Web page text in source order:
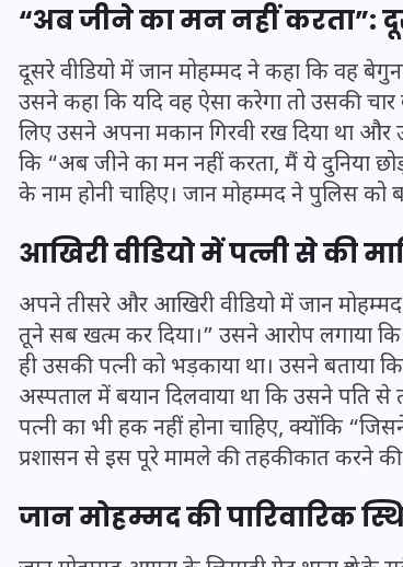
“अब जीने का मन नहीं करता”:
दूसरे वीडियो में जान मोहम्मद ने कहा कि वह
उसने कहा कि यदि वह ऐसा करेगा तो उसकी चार
लिए उसने अपना मकान गिरवी रख दिया था और
कि “अब जीने का मन नहीं करता, मैं ये दुनिया
के नाम होनी चाहिए। जान मोहम्मद ने पुलिस को
आखिरी वीडियो में पत्नी से की
अपने तीसरे और आखिरी वीडियो में जान
तूने सब खत्म कर दिया।” उसने आरोप लगाया
ही उसकी पत्नी को भड़काया था। उसने बताया
अस्पताल में बयान दिलवाया था कि उसने पति
पत्नी का भी हक नहीं होना चाहिए, क्योंकि
प्रशासन से इस पूरे मामले की तहकीकात करने
जान मोहम्मद की पारिवारिक
16 दिसम्बर 2025
जिस कमरे में बिना
के बीते 4 साल, उसे देख
हुए बृजभूषण सिंह, कहा-
तपकर बना सोना
20 जनवरी 2026